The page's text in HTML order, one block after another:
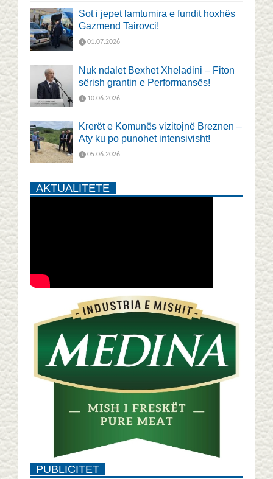
Sot i jepet lamtumira e fundit hoxhës
Gazmend Tairovci!
01.07.2026
Nuk ndalet Bexhet Xheladini – Fiton
sërish grantin e Performansës!
10.06.2026
Krerët e Komunës vizitojnë Breznen –
Aty ku po punohet intensivisht!
05.06.2026
AKTUALITETE
PUBLICITET